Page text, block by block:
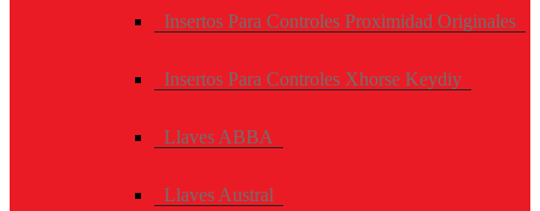
Insertos Para Controles Proximidad Originales
Insertos Para Controles Xhorse Keydiy
Llaves ABBA
Llaves Austral